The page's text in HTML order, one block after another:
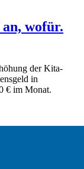
wofür.
der Kita-
in
€ im Monat.